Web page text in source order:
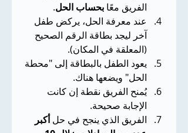
الفريق معًا بحساب الحل.
عند معرفة الحل، يركض طفل
آخر ليجد بطاقة الرقم الصحيح
(المعلقة في المكان).
يعود الطفل بالبطاقة إلى "محطة
الحل" ويضعها هناك.
يُمنح الفريق نقطة إن كانت
الإجابة صحيحة.
الفريق الذي ينجح في حل أكبر